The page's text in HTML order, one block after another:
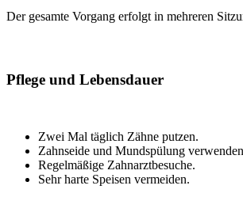
Der gesamte Vorgang erfolgt in mehreren
Pflege und Lebensdauer
Zwei Mal täglich Zähne putzen.
Zahnseide und Mundspülung
Regelmäßige Zahnarztbesuche.
Sehr harte Speisen vermeiden.